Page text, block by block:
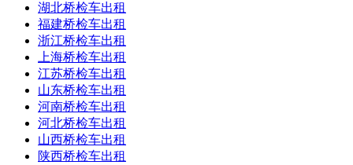
湖北桥检车出租
福建桥检车出租
浙江桥检车出租
上海桥检车出租
江苏桥检车出租
山东桥检车出租
河南桥检车出租
河北桥检车出租
山西桥检车出租
陕西桥检车出租